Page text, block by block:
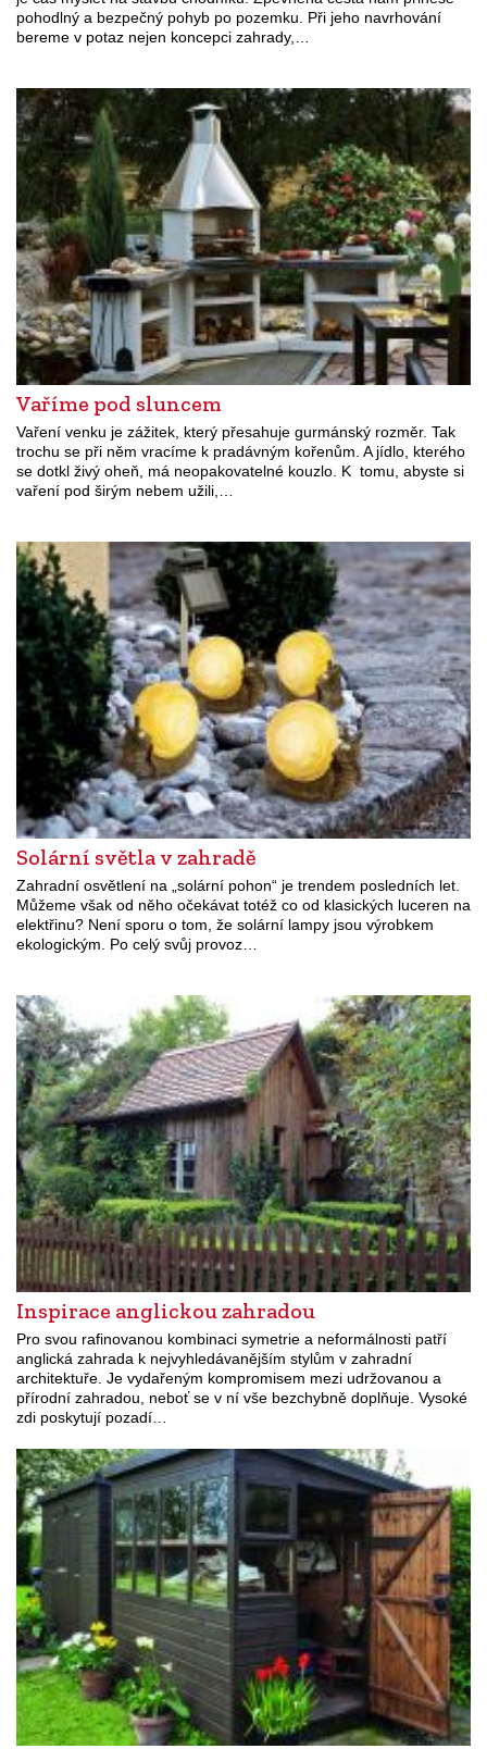
pohodlný a bezpečný pohyb po pozemku. Při jeho navrhování
bereme v potaz nejen koncepci zahrady,…
Vaříme pod sluncem
Vaření venku je zážitek, který přesahuje gurmánský rozměr. Tak
trochu se při něm vracíme k pradávným kořenům. A jídlo, kterého
se dotkl živý oheň, má neopakovatelné kouzlo. K tomu, abyste si
vaření pod širým nebem užili,…
Solární světla v zahradě
Zahradní osvětlení na „solární pohon“ je trendem posledních let.
Můžeme však od něho očekávat totéž co od klasických luceren na
elektřinu? Není sporu o tom, že solární lampy jsou výrobkem
ekologickým. Po celý svůj provoz…
Inspirace anglickou zahradou
Pro svou rafinovanou kombinaci symetrie a neformálnosti patří
anglická zahrada k nejvyhledávanějším stylům v zahradní
architektuře. Je vydařeným kompromisem mezi udržovanou a
přírodní zahradou, neboť se v ní vše bezchybně doplňuje. Vysoké
zdi poskytují pozadí…